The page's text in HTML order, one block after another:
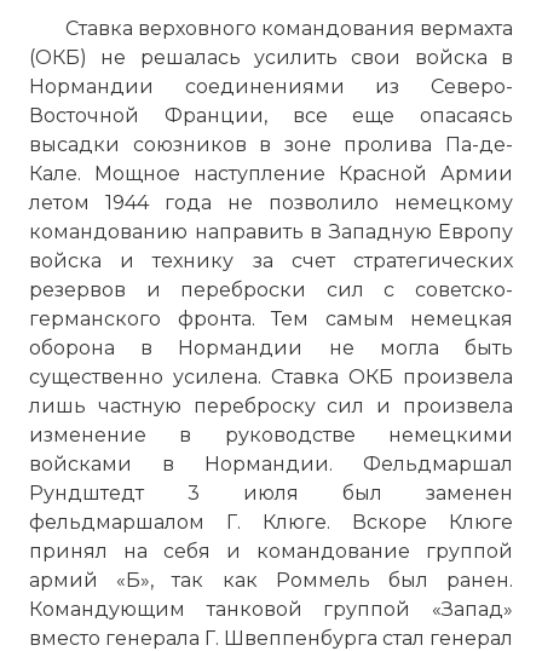
Ставка верховного командования вермахта
(ОКБ) не решалась усилить свои войска в
Нормандии соединениями из Северо-
Восточной Франции, все еще опасаясь
высадки союзников в зоне пролива Па-де-
Кале. Мощное наступление Красной Армии
летом 1944 года не позволило немецкому
командованию направить в Западную Европу
войска и технику за счет стратегических
резервов и переброски сил с советско-
германского фронта. Тем самым немецкая
оборона в Нормандии не могла быть
существенно усилена. Ставка ОКБ произвела
лишь частную переброску сил и произвела
изменение в руководстве немецкими
войсками в Нормандии. Фельдмаршал
Рундштедт 3 июля был заменен
фельдмаршалом Г. Клюге. Вскоре Клюге
принял на себя и командование группой
армий «Б», так как Роммель был ранен.
Командующим танковой группой «Запад»
вместо генерала Г. Швеппенбурга стал генерал